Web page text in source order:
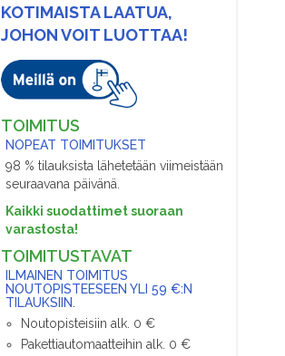
KOTIMAISTA LAATUA,
JOHON VOIT LUOTTAA!
TOIMITUS
NOPEAT TOIMITUKSET
98 % tilauksista lähetetään viimeistään
seuraavana päivänä.
Kaikki suodattimet suoraan
varastosta!
TOIMITUSTAVAT
ILMAINEN TOIMITUS
NOUTOPISTEESEEN YLI 59 €:N
TILAUKSIIN.
Noutopisteisiin alk. 0 €
Pakettiautomaatteihin alk. 0 €